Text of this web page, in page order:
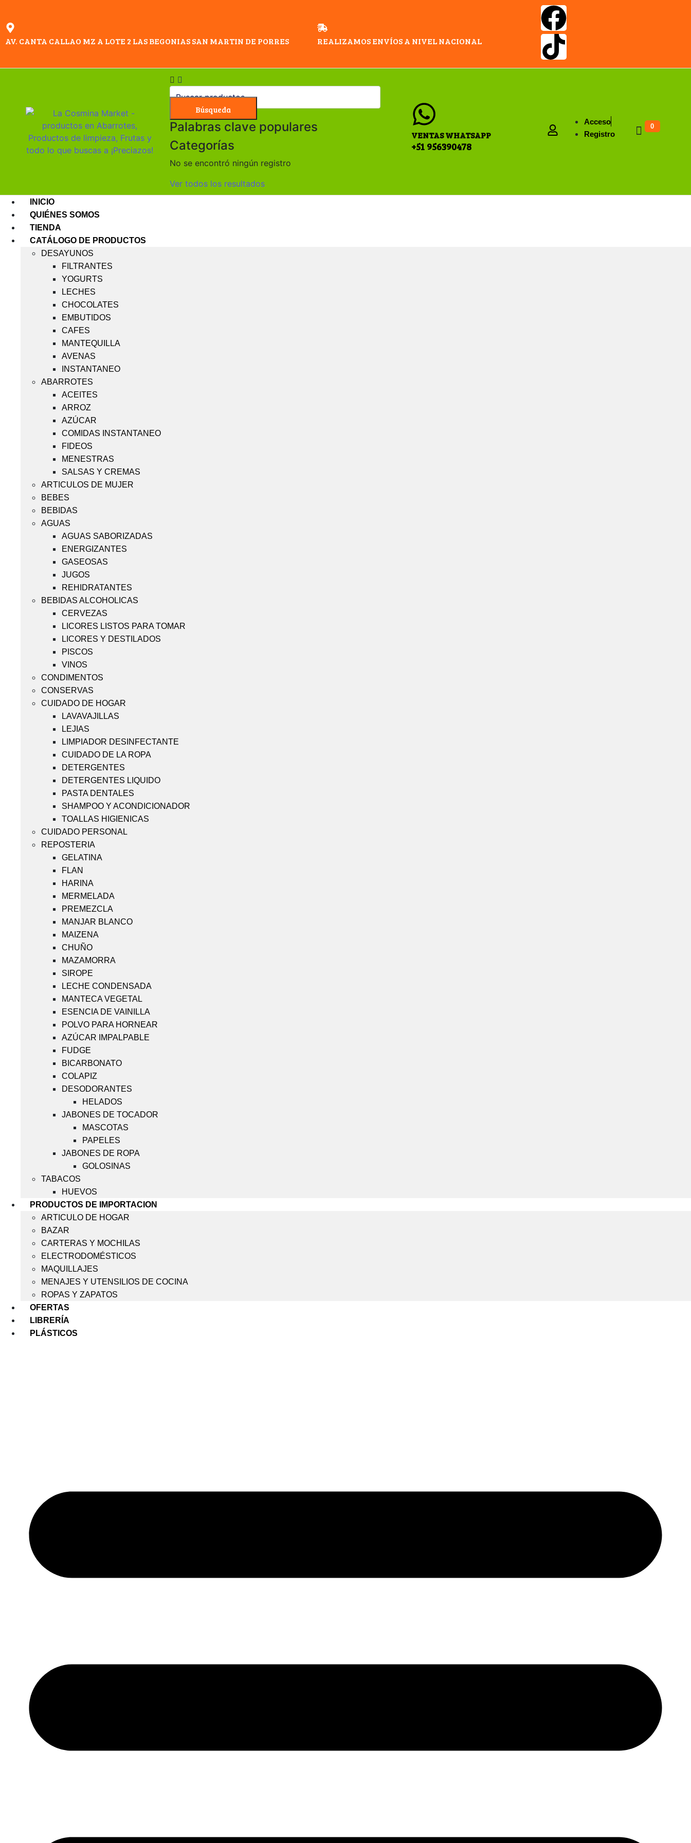
AV. CANTA CALLAO MZ A LOTE 2 LAS BEGONIAS SAN MARTIN DE PORRES REALIZAMOS ENVÍOS A NIVEL NACIONAL
Búsqueda
Palabras clave populares
Categorías
No se encontró ningún registro
Ver todos los resultados
VENTAS WHATSAPP
+51 956390478
Acceso
Registro
0
INICIO
QUIÉNES SOMOS
TIENDA
CATÁLOGO DE PRODUCTOS
DESAYUNOS
FILTRANTES
YOGURTS
LECHES
CHOCOLATES
EMBUTIDOS
CAFES
MANTEQUILLA
AVENAS
INSTANTANEO
ABARROTES
ACEITES
ARROZ
AZÚCAR
COMIDAS INSTANTANEO
FIDEOS
MENESTRAS
SALSAS Y CREMAS
ARTICULOS DE MUJER
BEBES
BEBIDAS
AGUAS
AGUAS SABORIZADAS
ENERGIZANTES
GASEOSAS
JUGOS
REHIDRATANTES
BEBIDAS ALCOHOLICAS
CERVEZAS
LICORES LISTOS PARA TOMAR
LICORES Y DESTILADOS
PISCOS
VINOS
CONDIMENTOS
CONSERVAS
CUIDADO DE HOGAR
LAVAVAJILLAS
LEJIAS
LIMPIADOR DESINFECTANTE
CUIDADO DE LA ROPA
DETERGENTES
DETERGENTES LIQUIDO
PASTA DENTALES
SHAMPOO Y ACONDICIONADOR
TOALLAS HIGIENICAS
CUIDADO PERSONAL
REPOSTERIA
GELATINA
FLAN
HARINA
MERMELADA
PREMEZCLA
MANJAR BLANCO
MAIZENA
CHUÑO
MAZAMORRA
SIROPE
LECHE CONDENSADA
MANTECA VEGETAL
ESENCIA DE VAINILLA
POLVO PARA HORNEAR
AZÚCAR IMPALPABLE
FUDGE
BICARBONATO
COLAPIZ
DESODORANTES
HELADOS
JABONES DE TOCADOR
MASCOTAS
PAPELES
JABONES DE ROPA
GOLOSINAS
TABACOS
HUEVOS
PRODUCTOS DE IMPORTACION
ARTICULO DE HOGAR
BAZAR
CARTERAS Y MOCHILAS
ELECTRODOMÉSTICOS
MAQUILLAJES
MENAJES Y UTENSILIOS DE COCINA
ROPAS Y ZAPATOS
OFERTAS
LIBRERÍA
PLÁSTICOS